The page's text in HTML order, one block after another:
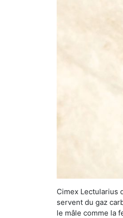
Cimex Lectularius
servent du gaz
le mâle comme la